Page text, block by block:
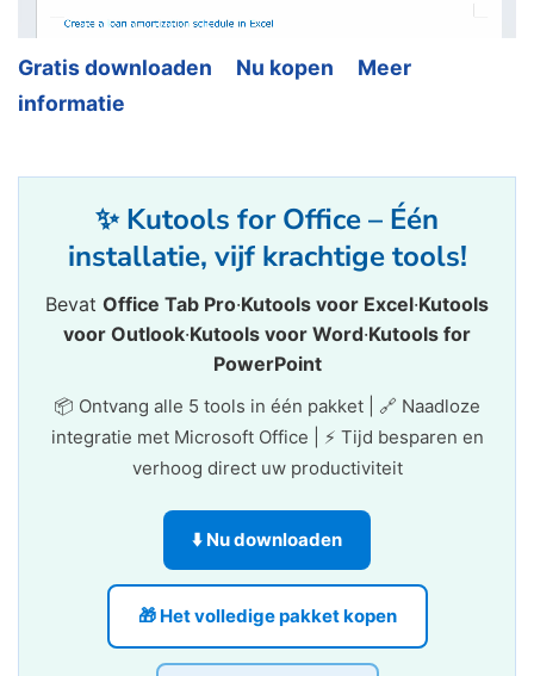
Gratis downloaden Nu kopen
Meer
informatie
✨ Kutools for Office – Één
installatie, vijf krachtige tools!
Bevat Office Tab Pro·Kutools voor Excel·Kutools
voor Outlook·Kutools voor Word·Kutools for
PowerPoint
📦 Ontvang alle 5 tools in één pakket | 🔗 Naadloze
integratie met Microsoft Office | ⚡ Tijd besparen en
verhoog direct uw productiviteit
⬇️ Nu downloaden
🎁 Het volledige pakket kopen